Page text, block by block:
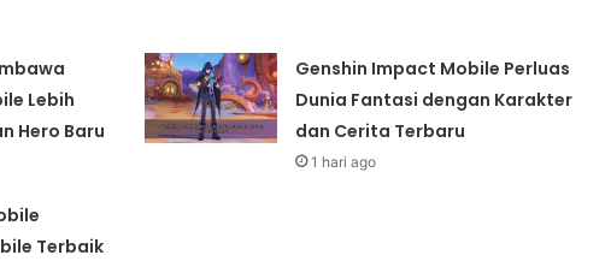
Lebih
Hero Baru
Genshin Impact Mobile Perluas
Dunia Fantasi dengan Karakter
dan Cerita Terbaru
1 hari ago
Terbaik